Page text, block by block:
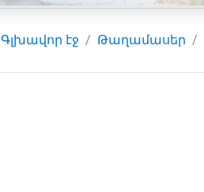
Գլխավոր էջ Թաղամասեր